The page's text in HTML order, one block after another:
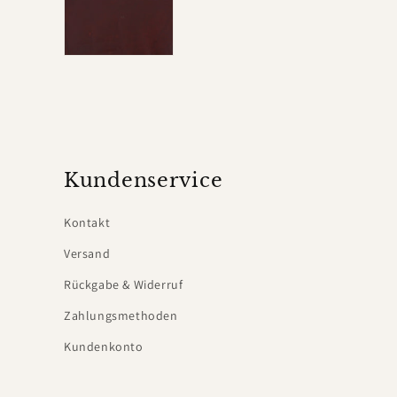
Kundenservice
Kontakt
Versand
Rückgabe & Widerruf
Zahlungsmethoden
Kundenkonto